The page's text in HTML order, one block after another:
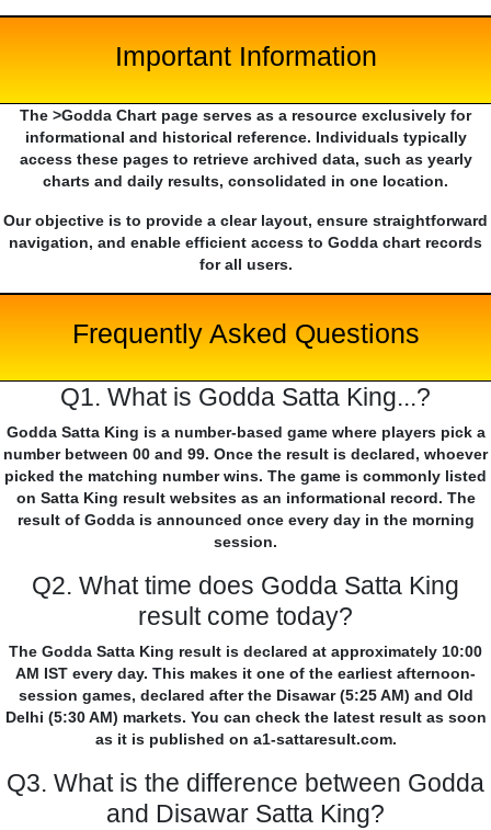
Important Information
The >Godda Chart page serves as a resource exclusively for
informational and historical reference. Individuals typically
access these pages to retrieve archived data, such as yearly
charts and daily results, consolidated in one location.
Our objective is to provide a clear layout, ensure straightforward
navigation, and enable efficient access to Godda chart records
for all users.
Frequently Asked Questions
Q1. What is Godda Satta King...?
Godda Satta King is a number-based game where players pick a
number between 00 and 99. Once the result is declared, whoever
picked the matching number wins. The game is commonly listed
on Satta King result websites as an informational record. The
result of Godda is announced once every day in the morning
session.
Q2. What time does Godda Satta King
result come today?
The Godda Satta King result is declared at approximately 10:00
AM IST every day. This makes it one of the earliest afternoon-
session games, declared after the Disawar (5:25 AM) and Old
Delhi (5:30 AM) markets. You can check the latest result as soon
as it is published on a1-sattaresult.com.
Q3. What is the difference between Godda
and Disawar Satta King?